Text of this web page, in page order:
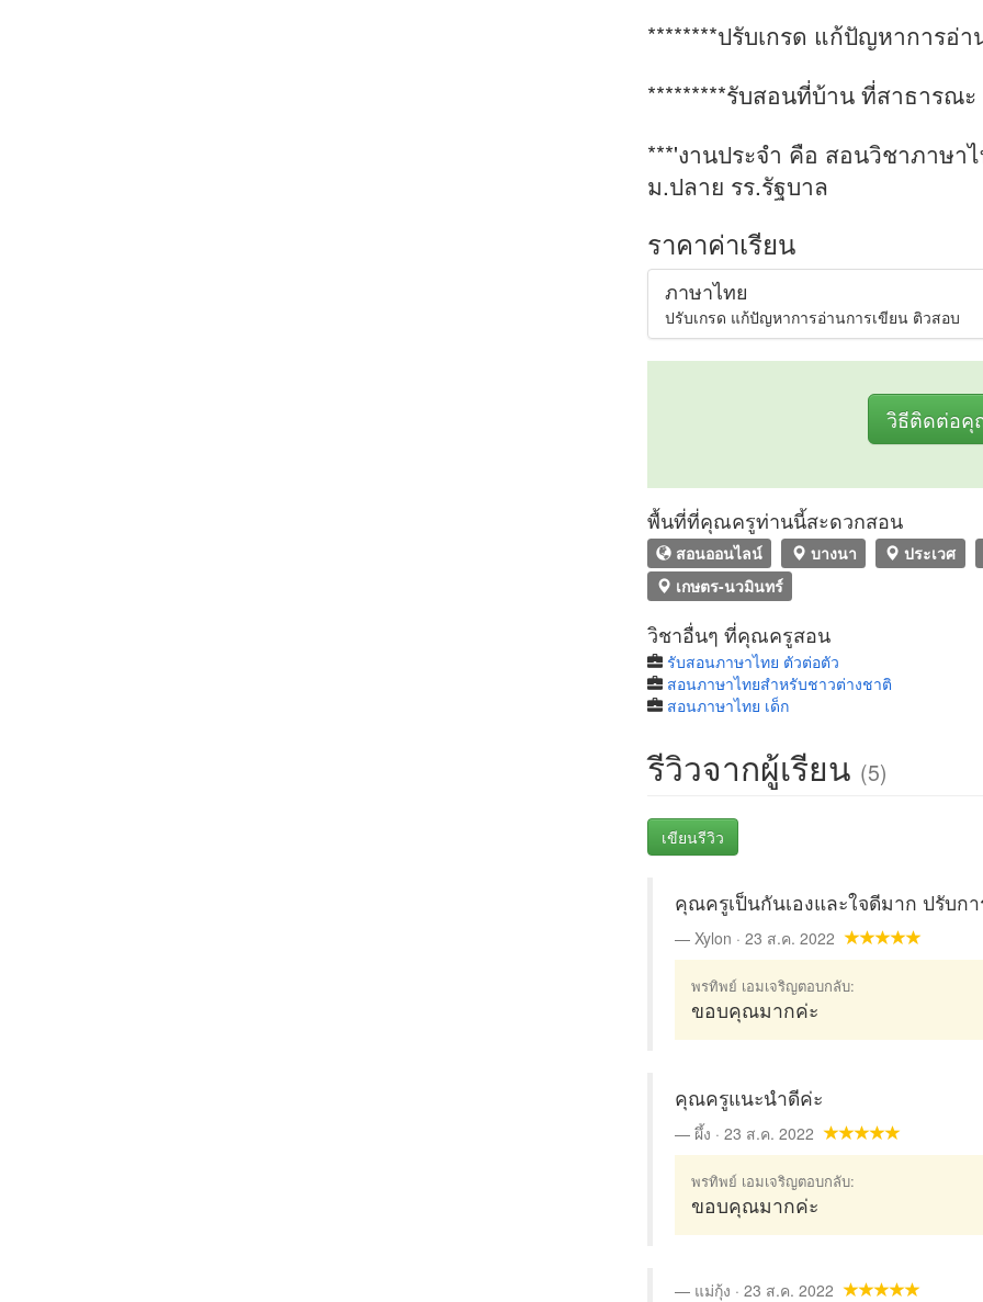
********ปรับเกรด แก้ปัญหาการอ่
*********รับสอนที่บ้าน ที่สาธารณ
***'งานประจำ คือ สอนวิชาภาษา
ม.ปลาย รร.รัฐบาล
ราคาค่าเรียน
ภาษาไทย
ปรับเกรด แก้ปัญหาการอ่านการเขียน ติวสอบ
วิธีติดต่อคุ
พื้นที่ที่คุณครูท่านนี้สะดวกสอน
สอนออนไลน์ บางนา ประเวศ
เกษตร-นวมินทร์
วิชาอื่นๆ ที่คุณครูสอน
รับสอนภาษาไทย ตัวต่อตัว
สอนภาษาไทยสำหรับชาวต่างชาติ
สอนภาษาไทย เด็ก
รีวิวจากผู้เรียน (5)
เขียนรีวิว
คุณครูเป็นกันเองและใจดีมาก ปรับก
Xylon · 23 ส.ค. 2022
พรทิพย์ เอมเจริญตอบกลับ:
ขอบคุณมากค่ะ
คุณครูแนะนำดีค่ะ
ผึ้ง · 23 ส.ค. 2022
พรทิพย์ เอมเจริญตอบกลับ:
ขอบคุณมากค่ะ
แม่กุ้ง · 23 ส.ค. 2022